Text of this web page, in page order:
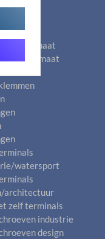
op maat
op maat
watersport
architectuur
zelf terminals
industrie
design